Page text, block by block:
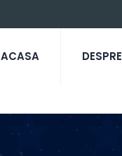
ACASA DESPRE